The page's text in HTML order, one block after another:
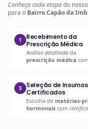
Conheça cada etapado nosso
para o Bairro Capão da
1
Recebimento da
Prescrição Médica
Análise detalhada da
prescrição médica
3
Seleção de Insumos
Certificados
Escolha de matérias-
hormonais com